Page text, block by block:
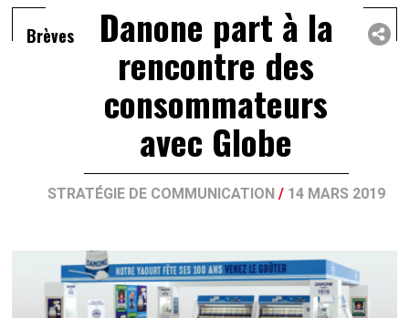
Brèves Danone part à la
rencontre des
consommateurs
avec Globe
STRATÉGIE DE COMMUNICATION/ 14 MARS 2019